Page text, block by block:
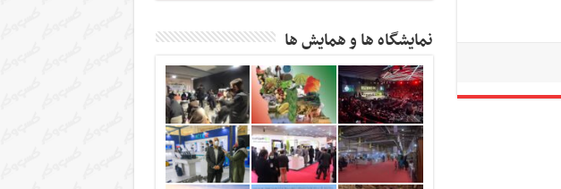
نمایشگاه ها و همایش ها